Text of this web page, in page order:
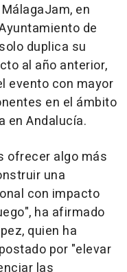
en
de
duplica su
al año anterior,
evento con mayor
en el ámbito
en Andalucía.
ofrecer algo más
una
con impacto
ha afirmado
quien ha
por "elevar